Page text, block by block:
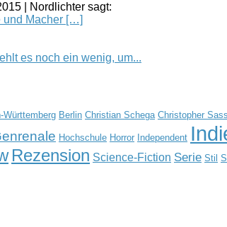
| Nordlichter sagt:
und Macher […]
es noch ein wenig, um...
Württemberg Berlin Christian Schega Christopher
Hochschule Horror Independent
Rezension Science-Fiction Serie Stil